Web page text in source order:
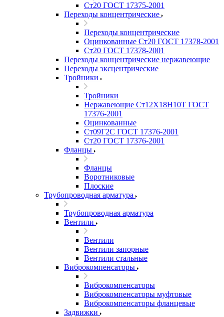
Ст20 ГОСТ 17375-2001
Переходы концентрические
Переходы концентрические
Оцинкованные Ст20 ГОСТ 17378-2001
Ст20 ГОСТ 17378-2001
Переходы концентрические нержавеющие
Переходы эксцентрические
Тройники
Тройники
Нержавеющие Ст12Х18Н10Т ГОСТ
17376-2001
Оцинкованные
Ст09Г2С ГОСТ 17376-2001
Ст20 ГОСТ 17376-2001
Фланцы
Фланцы
Воротниковые
Плоские
Трубопроводная арматура
Трубопроводная арматура
Вентили
Вентили
Вентили запорные
Вентили стальные
Виброкомпенсаторы
Виброкомпенсаторы
Виброкомпенсаторы муфтовые
Виброкомпенсаторы фланцевые
Задвижки